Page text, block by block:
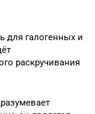
для галогенных и
раскручивания